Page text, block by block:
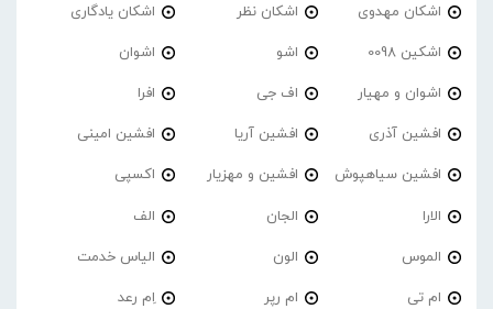
اشکان مهدوی اشکان نظر اشکان یادگاری
اشکین 0098 اشو اشوان
اشوان و مهیار اف جی افرا
افشین آذری افشین آریا افشین امینی
افشین سیاهپوش افشین و مهزیار اکسپی
الارا الجان الف
الموس الون الیاس خدمت
ام تی ام رپر اِم رعد